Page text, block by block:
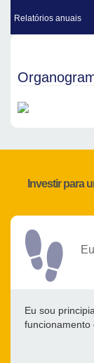
Relatórios anuais
Investir para
Eu sou
funcionamento